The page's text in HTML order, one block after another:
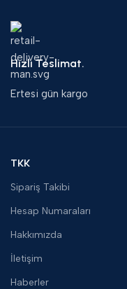
Hızlı Teslimat.
Ertesi gün kargo
TKK
Sipariş Takibi
Hesap Numaraları
Hakkımızda
İletişim
Haberler